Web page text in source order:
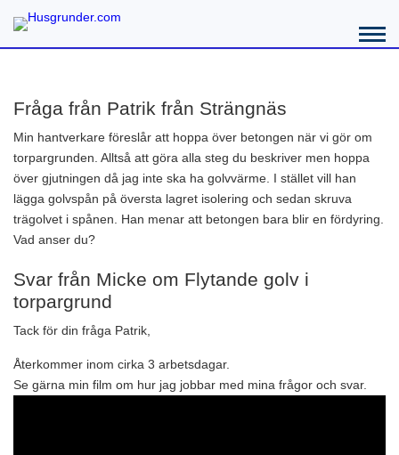
Fråga från Patrik från Strängnäs
Min hantverkare föreslår att hoppa över betongen när vi gör om
torpargrunden. Alltså att göra alla steg du beskriver men hoppa
över gjutningen då jag inte ska ha golvvärme. I stället vill han
lägga golvspån på översta lagret isolering och sedan skruva
trägolvet i spånen. Han menar att betongen bara blir en fördyring.
Vad anser du?
Svar från Micke om Flytande golv i
torpargrund
Tack för din fråga Patrik,
Återkommer inom cirka 3 arbetsdagar.
Se gärna min film om hur jag jobbar med mina frågor och svar.